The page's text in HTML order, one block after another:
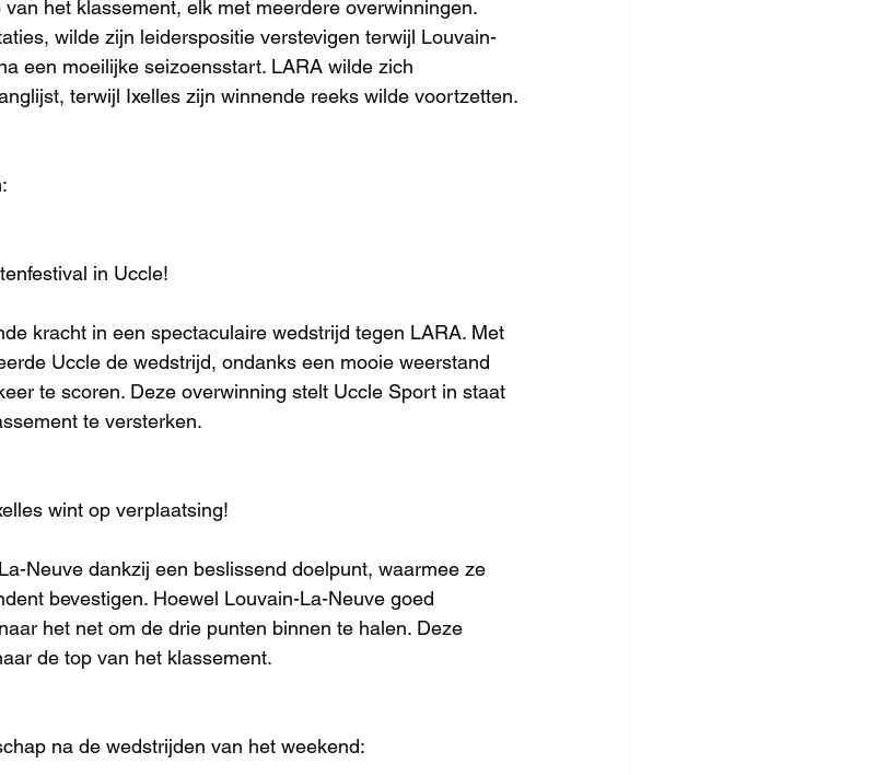
het klassement, elk met meerdere overwinningen.
wilde zijn leiderspositie verstevigen terwijl Louvain-
een moeilijke seizoensstart. LARA wilde zich
terwijl Ixelles zijn winnende reeks wilde voortzetten.
in Uccle!
kracht in een spectaculaire wedstrijd tegen LARA. Met
Uccle de wedstrijd, ondanks een mooie weerstand
te scoren. Deze overwinning stelt Uccle Sport in staat
te versterken.
wint op verplaatsing!
Neuve dankzij een beslissend doelpunt, waarmee ze
bevestigen. Hoewel Louvain-La-Neuve goed
het net om de drie punten binnen te halen. Deze
de top van het klassement.
na de wedstrijden van het weekend: